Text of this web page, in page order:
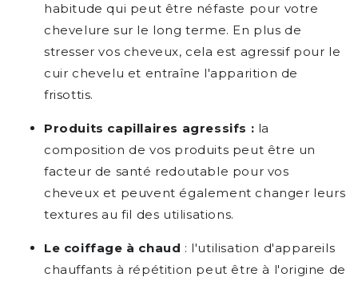
habitude qui peut être néfaste pour votre
chevelure sur le long terme. En plus de
stresser vos cheveux, cela est agressif pour le
cuir chevelu et entraîne l'apparition de
frisottis.
Produits capillaires agressifs : la
composition de vos produits peut être un
facteur de santé redoutable pour vos
cheveux et peuvent également changer leurs
textures au fil des utilisations.
Le coiffage à chaud : l'utilisation d'appareils
chauffants à répétition peut être à l'origine de